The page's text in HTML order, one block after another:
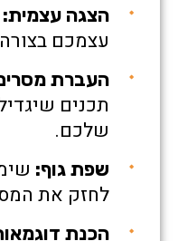
הצגה עצמית:
עצמכם
העברת
תכנים
שלכם.
שפת גוף:
לחזק את
הכנת